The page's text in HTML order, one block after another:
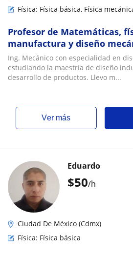
Física: Física básica, Física
Profesor de Matemáticas,
manufactura y diseño
Ing. Mecánico con especialidad en
estudiando la maestría de diseño
desarrollo de productos. Llevo m...
ver más
$50/h
Eduardo
Ciudad De México (Cdmx)
Física: Física básica